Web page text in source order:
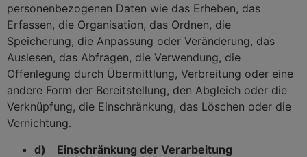
personenbezogenen Daten wie das Erheben, das
Erfassen, die Organisation, das Ordnen, die
Speicherung, die Anpassung oder Veränderung, das
Auslesen, das Abfragen, die Verwendung, die
Offenlegung durch Übermittlung, Verbreitung oder eine
andere Form der Bereitstellung, den Abgleich oder die
Verknüpfung, die Einschränkung, das Löschen oder die
Vernichtung.
d) Einschränkung der Verarbeitung